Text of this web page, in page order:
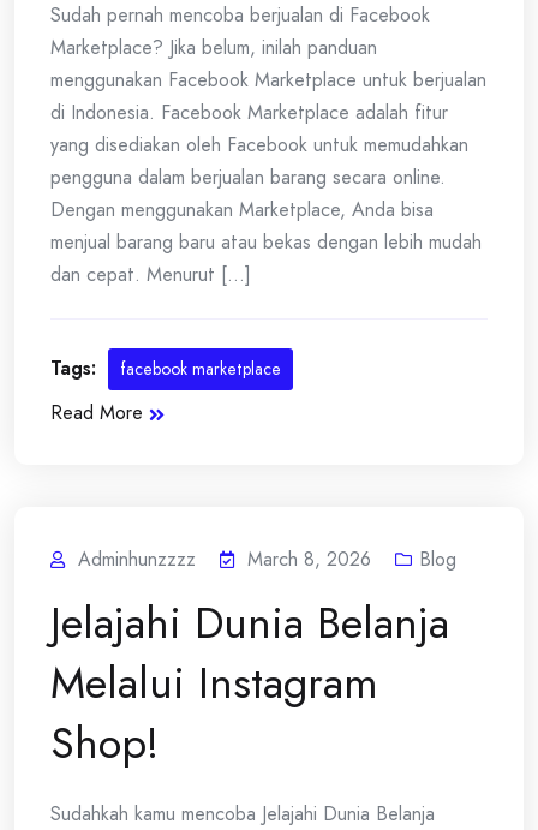
Sudah pernah mencoba berjualan di Facebook
Marketplace? Jika belum, inilah panduan
menggunakan Facebook Marketplace untuk berjualan
di Indonesia. Facebook Marketplace adalah fitur
yang disediakan oleh Facebook untuk memudahkan
pengguna dalam berjualan barang secara online.
Dengan menggunakan Marketplace, Anda bisa
menjual barang baru atau bekas dengan lebih mudah
dan cepat. Menurut [...]
Tags: facebook marketplace
Read More
Adminhunzzzz March 8, 2026 Blog
Jelajahi Dunia Belanja
Melalui Instagram
Shop!
Sudahkah kamu mencoba Jelajahi Dunia Belanja